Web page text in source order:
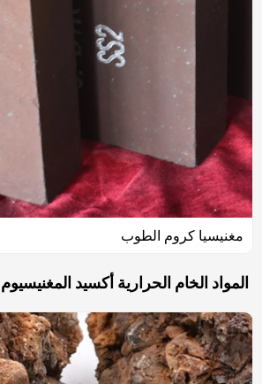
مغنيسيا كروم الطوب
المواد الخام الحرارية أكسيد المغنيسيوم